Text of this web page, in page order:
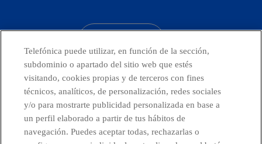
Telefónica en redes sociales
Canal de Denuncias
Telefónica puede utilizar, en función de la sección,
subdominio o apartado del sitio web que estés
visitando, cookies propias y de terceros con fines
técnicos, analíticos, de personalización, redes sociales
y/o para mostrarte publicidad personalizada en base a
un perfil elaborado a partir de tus hábitos de
navegación. Puedes aceptar todas, rechazarlas o